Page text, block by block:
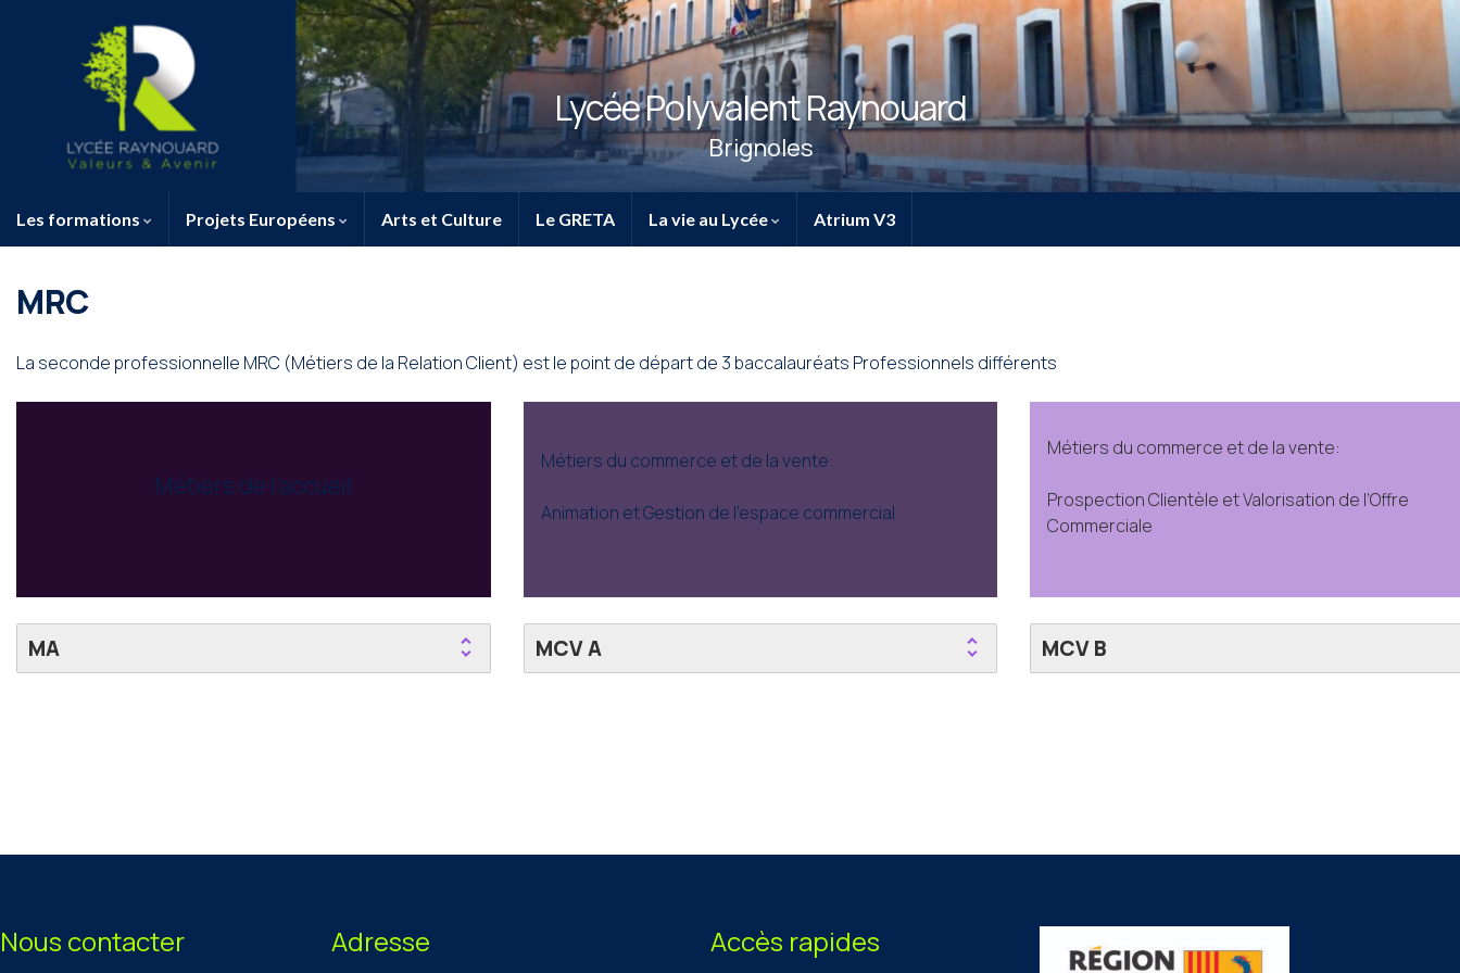
Lycée Polyvalent Raynouard
Brignoles
Les formations Projets Européens Arts et Culture Le GRETA La vie au Lycée Atrium V3
MRC
La seconde professionnelle MRC (Métiers de la Relation Client) est le point de départ de 3 baccalauréats Professionnels différents
Métiers de l’accueil
MA
Métiers du commerce et de la vente:
Animation et Gestion de l’espace commercial
MCV A
Métiers du commerce etde la vente:
Prospection Clientèle et Valorisation de l’Offre
Commerciale
MCV B
Nous contacter Adresse Accès rapides